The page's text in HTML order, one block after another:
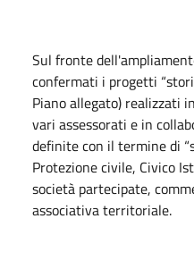
Sul fronte
confermati i progetti
Piano allegato) realizzati
vari assessorati e in
definite con il termine di
Protezione civile, Civico
società partecipate,
associativa territoriale.